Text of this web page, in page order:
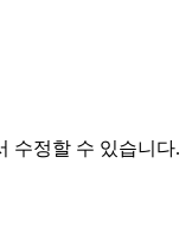
수정할 수 있습니다.